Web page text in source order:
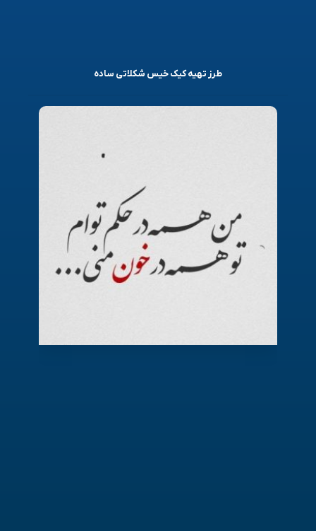
طرز تهیه کیک خیس شکلاتی ساده